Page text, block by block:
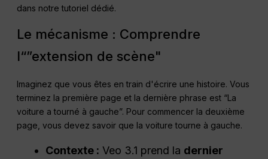
dans notre tutoriel dédié.
Le mécanisme : Comprendre
l“”extension de scène"
Imaginez que vous êtes en train d'écrire une histoire. Vous
terminez la première page et la dernière phrase est “La
voiture a tourné à gauche”. Pour commencer la deuxième
page, vous devez savoir que la voiture tourne à gauche.
Contexte : Veo 3.1 prend la dernier